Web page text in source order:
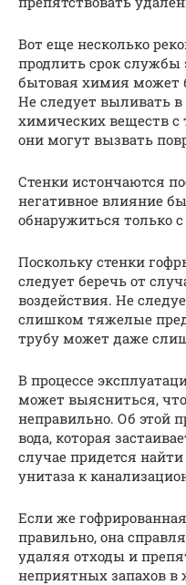
Вот еще несколько
продлить срок службы
бытовая химия может
Не следует выливать в
химических веществ с
они могут вызвать
Стенки истончаются
негативное влияние
обнаружиться только
Поскольку стенки
следует беречь от
воздействия. Не
слишком тяжелые
трубу может даже
В процессе
может выясниться,
неправильно. Об этой
вода, которая
случае придется
унитаза к
Если же
правильно, она
удаляя отходы и
неприятных запахов